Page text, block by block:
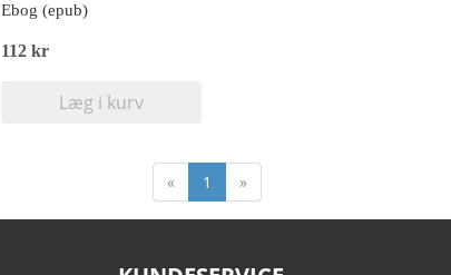
Ebog (epub)
112 kr
Læg i kurv
« 1 »